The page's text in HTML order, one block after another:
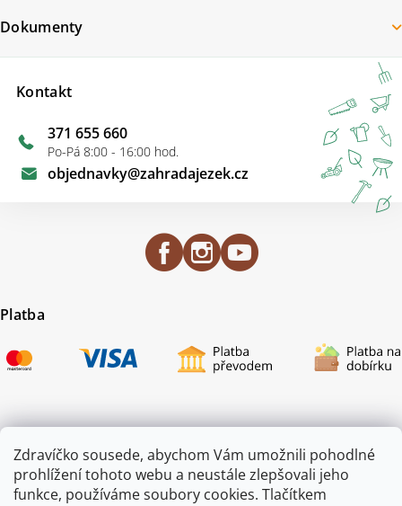
Zdravíčko sousede, abychom Vám umožnili pohodlné
prohlížení tohoto webu a neustále zlepšovali jeho
funkce, používáme soubory cookies. Tlačítkem
Kontakt
objednavky@zahradajezek.cz
371 655 660
Po-Pá 8:00 - 16:00 hod.
Dokumenty
Platba
Certifikace